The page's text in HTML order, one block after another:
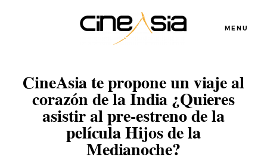
MENU
CineAsia te propone un viaje al
corazón de la India ¿Quieres
asistir al pre-estreno de la
película Hijos de la
Medianoche?
Servicios